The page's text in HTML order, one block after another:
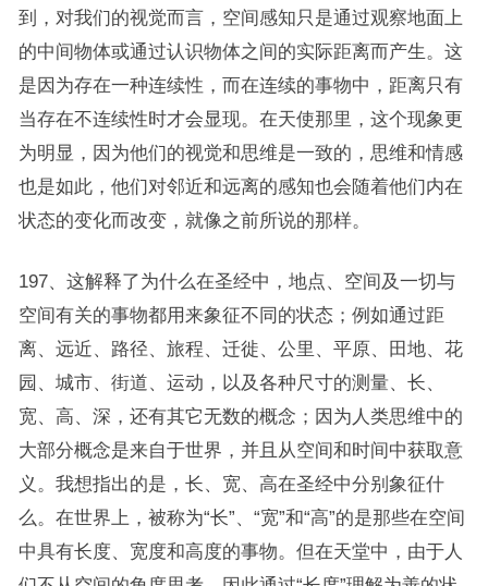
到，对我们的视觉而言，空间感知只是通过观察地面上
的中间物体或通过认识物体之间的实际距离而产生。这
是因为存在一种连续性，而在连续的事物中，距离只有
当存在不连续性时才会显现。在天使那里，这个现象更
为明显，因为他们的视觉和思维是一致的，思维和情感
也是如此，他们对邻近和远离的感知也会随着他们内在
状态的变化而改变，就像之前所说的那样。
197、这解释了为什么在圣经中，地点、空间及一切与
空间有关的事物都用来象征不同的状态；例如通过距
离、远近、路径、旅程、迁徙、公里、平原、田地、花
园、城市、街道、运动，以及各种尺寸的测量、长、
宽、高、深，还有其它无数的概念；因为人类思维中的
大部分概念是来自于世界，并且从空间和时间中获取意
义。我想指出的是，长、宽、高在圣经中分别象征什
么。在世界上，被称为“长”、“宽”和“高”的是那些在空间
中具有长度、宽度和高度的事物。但在天堂中，由于人